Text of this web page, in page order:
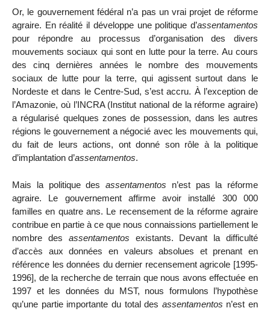
Or, le gouvernement fédéral n’a pas un vrai projet de réforme
agraire. En réalité il développe une politique d’assentamentos
pour répondre au processus d’organisation des divers
mouvements sociaux qui sont en lutte pour la terre. Au cours
des cinq dernières années le nombre des mouvements
sociaux de lutte pour la terre, qui agissent surtout dans le
Nordeste et dans le Centre-Sud, s’est accru. À l’exception de
l’Amazonie, où l’INCRA (Institut national de la réforme agraire)
a régularisé quelques zones de possession, dans les autres
régions le gouvernement a négocié avec les mouvements qui,
du fait de leurs actions, ont donné son rôle à la politique
d’implantation d’assentamentos.
Mais la politique des assentamentos n’est pas la réforme
agraire. Le gouvernement affirme avoir installé 300 000
familles en quatre ans. Le recensement de la réforme agraire
contribue en partie à ce que nous connaissions partiellement le
nombre des assentamentos existants. Devant la difficulté
d’accès aux données en valeurs absolues et prenant en
référence les données du dernier recensement agricole [1995-
1996], de la recherche de terrain que nous avons effectuée en
1997 et les données du MST, nous formulons l’hypothèse
qu’une partie importante du total des assentamentos n’est en